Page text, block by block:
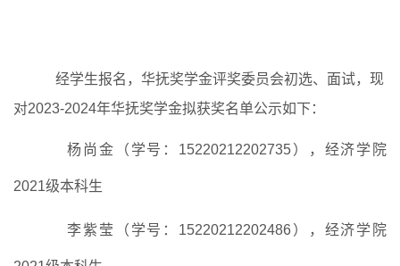
经学生报名，华抚奖学金评奖委员会初选、面试，现
对2023-2024年华抚奖学金拟获奖名单公示如下：
杨尚金（学号：15220212202735），经济学院
2021级本科生
李紫莹（学号：15220212202486），经济学院